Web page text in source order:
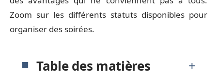
Zoom sur les différents statuts disponibles pour
organiser des soirées.
Table des matières